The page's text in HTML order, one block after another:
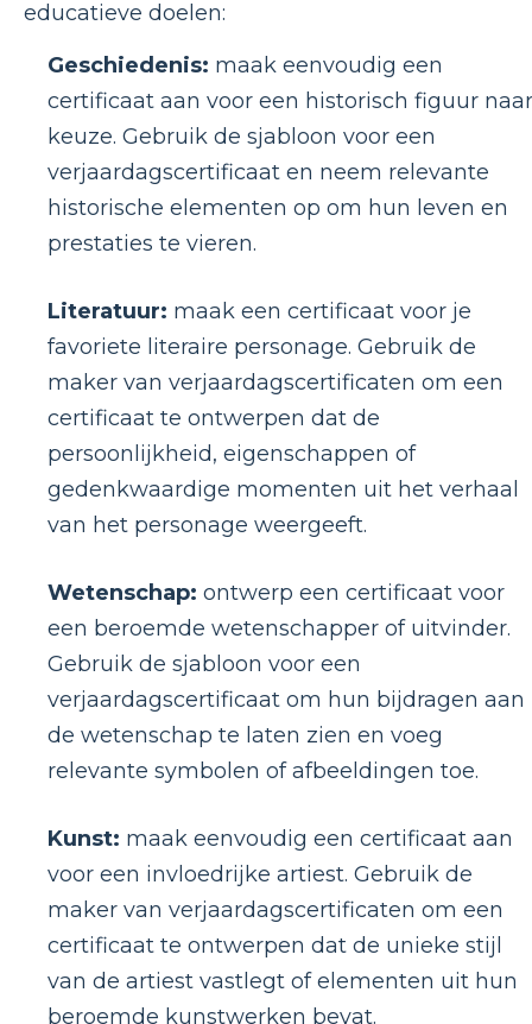
educatieve doelen:
Geschiedenis: maak eenvoudig een
certificaat aan voor een historisch figuur naar
keuze. Gebruik de sjabloon voor een
verjaardagscertificaat en neem relevante
historische elementen op om hun leven en
prestaties te vieren.
Literatuur: maak een certificaat voor je
favoriete literaire personage. Gebruik de
maker van verjaardagscertificaten om een ​​
certificaat te ontwerpen dat de
persoonlijkheid, eigenschappen of
gedenkwaardige momenten uit het verhaal
van het personage weergeeft.
Wetenschap: ontwerp een certificaat voor
een beroemde wetenschapper of uitvinder.
Gebruik de sjabloon voor een
verjaardagscertificaat om hun bijdragen aan
de wetenschap te laten zien en voeg
relevante symbolen of afbeeldingen toe.
Kunst: maak eenvoudig een certificaat aan
voor een invloedrijke artiest. Gebruik de
maker van verjaardagscertificaten om een ​​
certificaat te ontwerpen dat de unieke stijl
van de artiest vastlegt of elementen uit hun
beroemde kunstwerken bevat.